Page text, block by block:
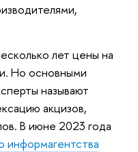
лет цены на
Но основными
называют
акцизов,
В июне 2023 года
информагентства